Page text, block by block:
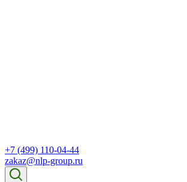
+7 (499) 110-04-44
zakaz@nlp-group.ru